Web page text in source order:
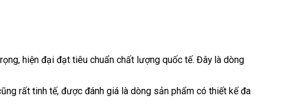
hiện đại đạt tiêu chuẩn chất lượng quốc tế. Đây là dòng
rất tinh tế, được đánh giá là dòng sản phẩm có thiết kế đa